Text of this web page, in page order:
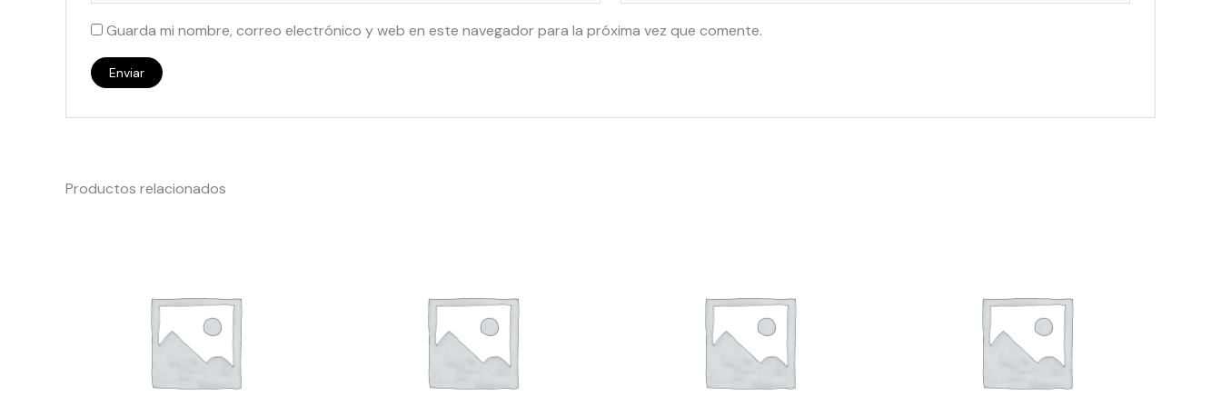
Guarda mi nombre, correo electrónico y web en este navegador para la próxima vez que comente.
Productos relacionados